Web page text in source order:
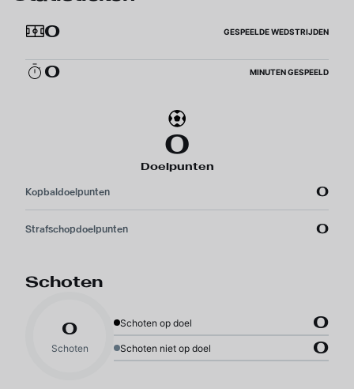
0
GESPEELDE WEDSTRIJDEN
0 MINUTEN GESPEELD
0
Doelpunten
Kopbaldoelpunten 0
Strafschopdoelpunten 0
Schoten
0
Schoten
Schoten op doel 0
Schoten niet op doel 0